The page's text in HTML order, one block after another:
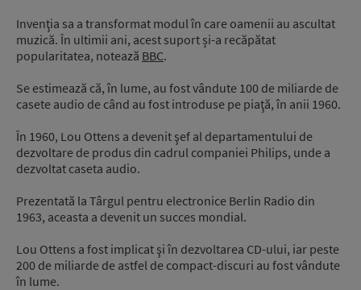
Invenţia sa a transformat modul în care oamenii au ascultat
muzică. În ultimii ani, acest suport și-a recăpătat
popularitatea, notează BBC.
Se estimează că, în lume, au fost vândute 100 de miliarde de
casete audio de când au fost introduse pe piaţă, în anii 1960.
În 1960, Lou Ottens a devenit şef al departamentului de
dezvoltare de produs din cadrul companiei Philips, unde a
dezvoltat caseta audio.
Prezentată la Târgul pentru electronice Berlin Radio din
1963, aceasta a devenit un succes mondial.
Lou Ottens a fost implicat şi în dezvoltarea CD-ului, iar peste
200 de miliarde de astfel de compact-discuri au fost vândute
în lume.